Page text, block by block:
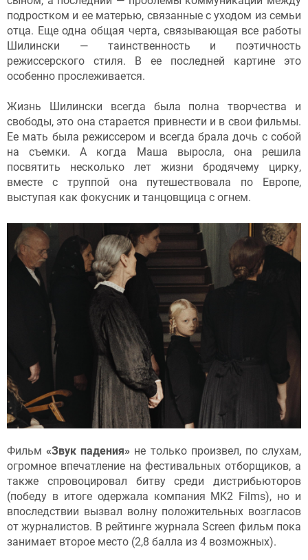
подростком и ее матерью, связанные с уходом из семьи
отца. Еще одна общая черта, связывающая все работы
Шилински — таинственность и поэтичность
режиссерского стиля. В ее последней картине это
особенно прослеживается.
Жизнь Шилински всегда была полна творчества и
свободы, это она старается привнести и в свои фильмы.
Ее мать была режиссером и всегда брала дочь с собой
на съемки. А когда Маша выросла, она решила
посвятить несколько лет жизни бродячему цирку,
вместе с труппой она путешествовала по Европе,
выступая как фокусник и танцовщица с огнем.
Фильм«Звук падения» не только произвел, по слухам,
огромное впечатление на фестивальных отборщиков, а
также спровоцировал битву среди дистрибьюторов
(победу в итоге одержала компания MK2 Films), но и
впоследствии вызвал волну положительных возгласов
от журналистов. В рейтинге журнала Screen фильм пока
занимает второе место (2,8 балла из 4 возможных).